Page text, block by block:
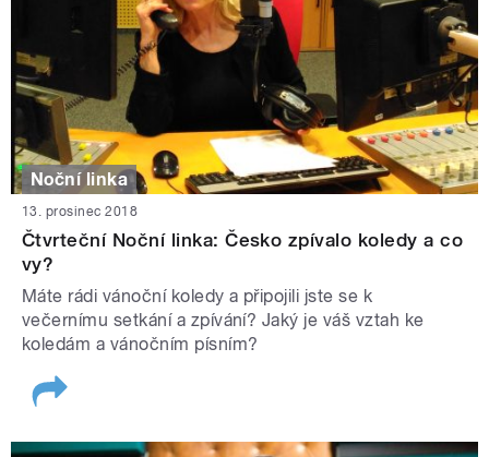
Noční linka
13. prosinec 2018
Čtvrteční Noční linka: Česko zpívalo koledy a co
vy?
Máte rádi vánoční koledy a připojili jste se k
večernímu setkání a zpívání? Jaký je váš vztah ke
koledám a vánočním písním?